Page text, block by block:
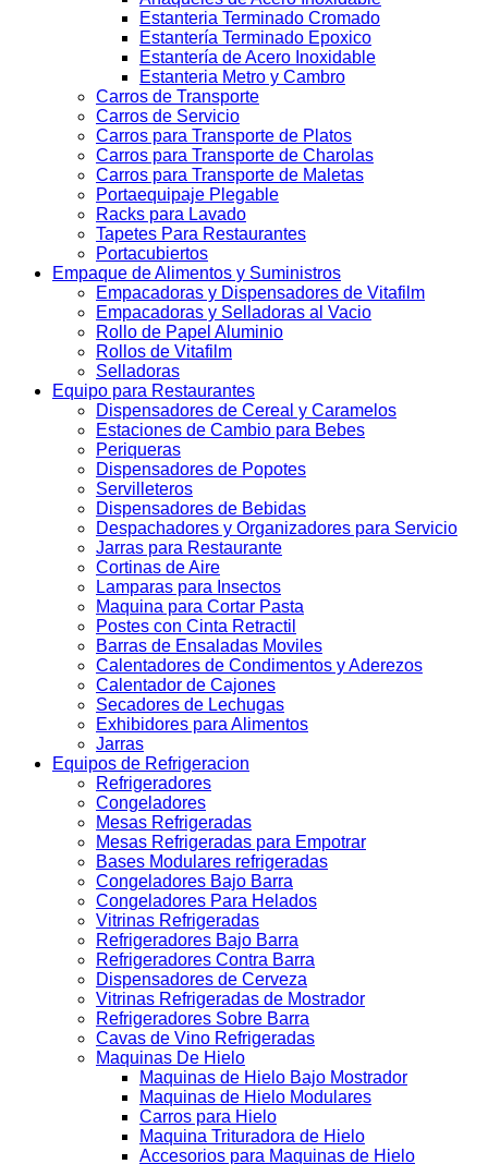
Estanteria Terminado Cromado
Estantería Terminado Epoxico
Estantería de Acero Inoxidable
Estanteria Metro y Cambro
Carros de Transporte
Carros de Servicio
Carros para Transporte de Platos
Carros para Transporte de Charolas
Carros para Transporte de Maletas
Portaequipaje Plegable
Racks para Lavado
Tapetes Para Restaurantes
Portacubiertos
Empaque de Alimentos y Suministros
Empacadoras y Dispensadores de Vitafilm
Empacadoras y Selladoras al Vacio
Rollo de Papel Aluminio
Rollos de Vitafilm
Selladoras
Equipo para Restaurantes
Dispensadores de Cereal y Caramelos
Estaciones de Cambio para Bebes
Periqueras
Dispensadores de Popotes
Servilleteros
Dispensadores de Bebidas
Despachadores y Organizadores para Servicio
Jarras para Restaurante
Cortinas de Aire
Lamparas para Insectos
Maquina para Cortar Pasta
Postes con Cinta Retractil
Barras de Ensaladas Moviles
Calentadores de Condimentos y Aderezos
Calentador de Cajones
Secadores de Lechugas
Exhibidores para Alimentos
Jarras
Equipos de Refrigeracion
Refrigeradores
Congeladores
Mesas Refrigeradas
Mesas Refrigeradas para Empotrar
Bases Modulares refrigeradas
Congeladores Bajo Barra
Congeladores Para Helados
Vitrinas Refrigeradas
Refrigeradores Bajo Barra
Refrigeradores Contra Barra
Dispensadores de Cerveza
Vitrinas Refrigeradas de Mostrador
Refrigeradores Sobre Barra
Cavas de Vino Refrigeradas
Maquinas De Hielo
Maquinas de Hielo Bajo Mostrador
Maquinas de Hielo Modulares
Carros para Hielo
Maquina Trituradora de Hielo
Accesorios para Maquinas de Hielo